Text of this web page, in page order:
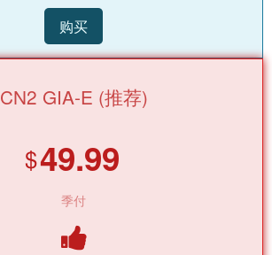
购买
CN2 GIA-E (推荐)
$49.99
季付